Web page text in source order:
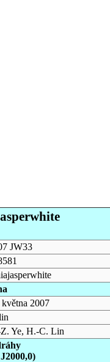
JW33
května 2007
Ye, H.-C. Lin